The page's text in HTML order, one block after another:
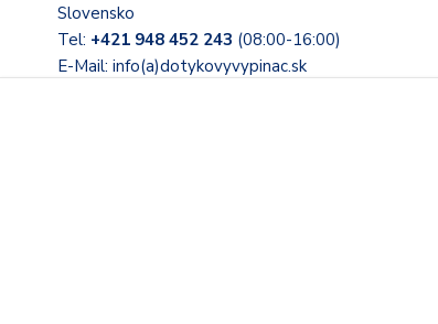
Slovensko
Tel: +421 948 452 243 (08:00-16:00)
E-Mail: info(a)dotykovyvypinac.sk